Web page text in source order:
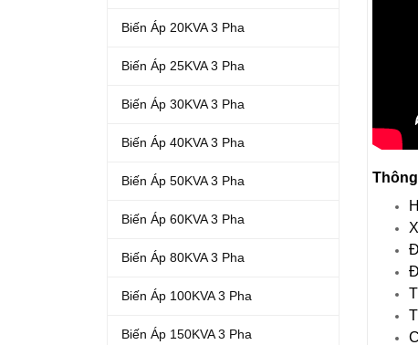
Biến Áp 20KVA 3 Pha
Biến Áp 25KVA 3 Pha
Biến Áp 30KVA 3 Pha
Biến Áp 40KVA 3 Pha
Biến Áp 50KVA 3 Pha
Biến Áp 60KVA 3 Pha
Biến Áp 80KVA 3 Pha
Biến Áp 100KVA 3 Pha
Biến Áp 150KVA 3 Pha